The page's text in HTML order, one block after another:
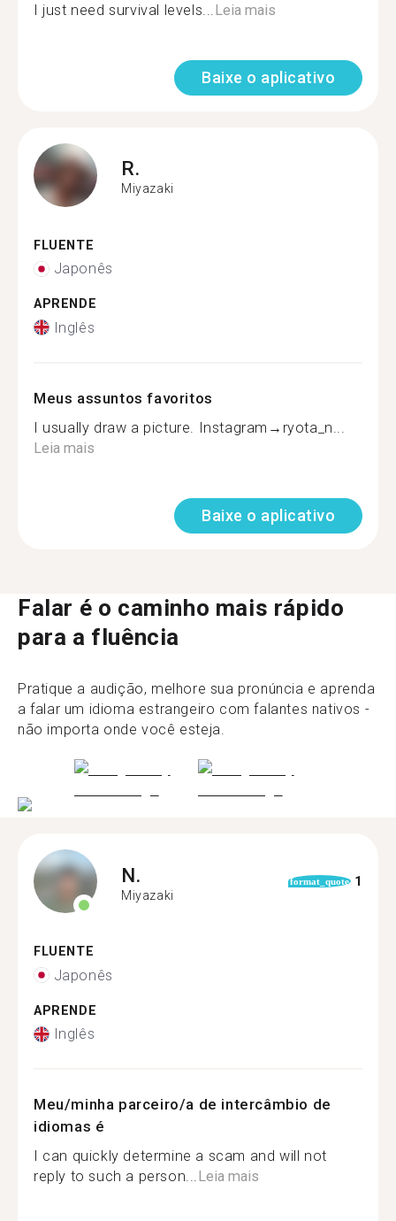
I just need survival levels... Leia mais
Baixe o aplicativo
R.
Miyazaki
FLUENTE
Japonês
APRENDE
Inglês
Meus assuntos favoritos
I usually draw a picture. Instagram→ryota_n...
Leia mais
Baixe o aplicativo
Falar é o caminho mais rápido
para a fluência
Pratique a audição, melhore sua pronúncia e aprenda
a falar um idioma estrangeiro com falantes nativos -
não importa onde você esteja.
N.
Miyazaki
format_quote 1
FLUENTE
Japonês
APRENDE
Inglês
Meu/minha parceiro/a de intercâmbio de
idiomas é
I can quickly determine a scam and will not
reply to such a person...Leia mais